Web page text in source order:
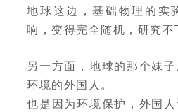
地球这边，基础物理的实
响，变得完全随机，研究不
另一方面，地球的那个妹
环境的外国人。
也是因为环境保护，外国